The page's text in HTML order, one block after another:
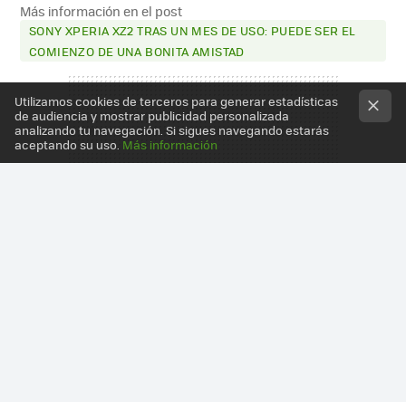
Más información en el post
SONY XPERIA XZ2 TRAS UN MES DE USO: PUEDE SER EL
COMIENZO DE UNA BONITA AMISTAD
Utilizamos cookies de terceros para generar estadísticas
de audiencia y mostrar publicidad personalizada
analizando tu navegación. Si sigues navegando estarás
aceptando su uso. Más información